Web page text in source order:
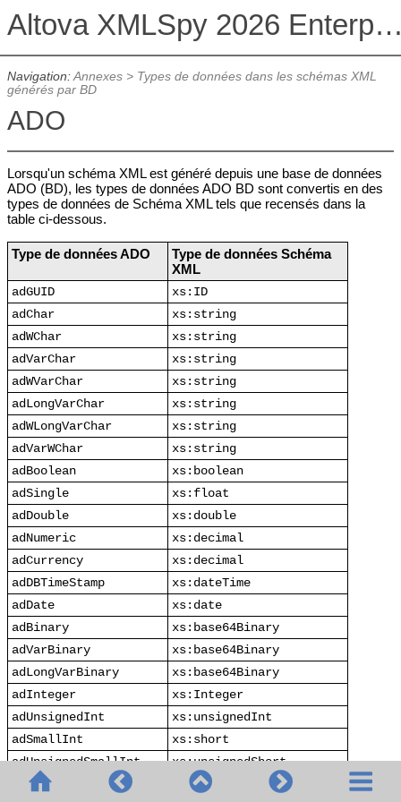
Altova XMLSpy 2026
Navigation:Annexes> Types de données dans les schémas XML
générés par BD
ADO
Lorsqu'un schéma XML est généré depuis une base de données
ADO (BD), les types de données ADO BD sont convertis en des
types de données de Schéma XML tels que recensés dans la
table ci-dessous.
Type de données ADO
Type de données Schéma
XML
adGUID
xs:ID
adChar
xs:string
adWChar
xs:string
adVarChar
xs:string
adWVarChar
xs:string
adLongVarChar
xs:string
adWLongVarChar
xs:string
adVarWChar
xs:string
adBoolean
xs:boolean
adSingle
xs:float
adDouble
xs:double
adNumeric
xs:decimal
adCurrency
xs:decimal
adDBTimeStamp
xs:dateTime
adDate
xs:date
adBinary
xs:base64Binary
adVarBinary
xs:base64Binary
adLongVarBinary
xs:base64Binary
adInteger
xs:Integer
adUnsignedInt
xs:unsignedInt
adSmallInt
xs:short
adUnsignedSmallInt
xs:unsignedShort
adBigInt
xs:long